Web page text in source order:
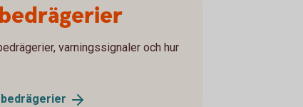
varningssignaler och hur
bedrägerier